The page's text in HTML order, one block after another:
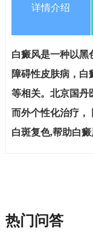
详情介绍
白癜风是一种以黑
障碍性皮肤病，白
等相关。北京国丹
而外个性化治疗，
白斑复色,帮助白癜
热门问答